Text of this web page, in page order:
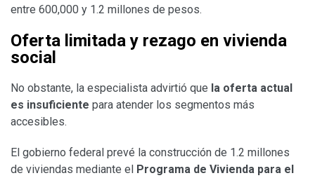
entre 600,000 y 1.2 millones de pesos.
Oferta limitada y rezago en vivienda
social
No obstante, la especialista advirtió que la oferta actual
es insuficiente para atender los segmentos más
accesibles.
El gobierno federal prevé la construcción de 1.2 millones
de viviendas mediante el Programa de Vivienda para el